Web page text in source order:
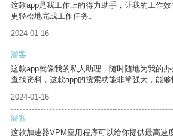
这款app是我工作上的得力助手，让我的工作
更轻松地完成工作任务。
2024-01-16
游客
这款app就像我的私人助理，随时随地为我的
查找资料，这款app的搜索功能非常强大，能够
2024-01-16
游客
这款加速器VPM应用程序可以给你提供最高速